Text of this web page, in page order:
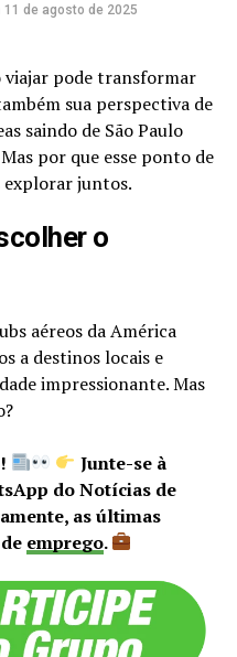
11 de agosto de 2025
viajar pode transformar
sua perspectiva de
saindo de São Paulo
por que esse ponto de
explorar juntos.
o
aéreos da América
a destinos locais e
impressionante. Mas
Junte-se à
do Notícias de
as últimas
emprego.